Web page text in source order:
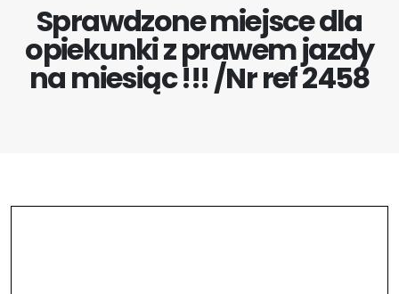
Sprawdzone miejsce dla
opiekunki z prawem jazdy
na miesiąc !!! /Nr ref 2458